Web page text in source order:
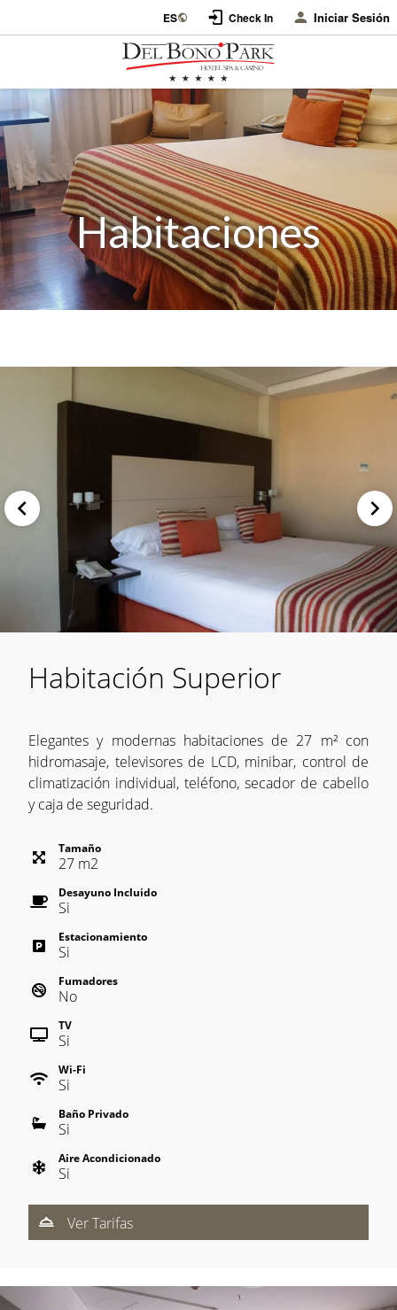
ES Check In Iniciar Sesión
Habitaciones
Habitación Superior
Elegantes y modernas habitaciones de 27 m² con
hidromasaje, televisores de LCD, minibar, control de
climatización individual, teléfono, secador de cabello
y caja de seguridad.
Tamaño
27 m2
Desayuno Incluido
Si
Estacionamiento
Si
Fumadores
No
TV
Si
Wi-Fi
Si
Baño Privado
Si
Aire Acondicionado
Si
Ver Tarifas